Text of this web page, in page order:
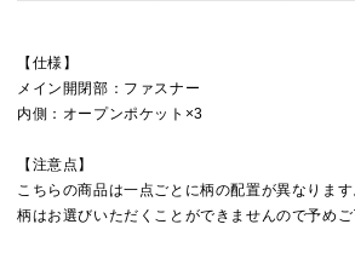
【仕様】
メイン開閉部：ファスナー
内側：オープンポケット×3
【注意点】
こちらの商品は一点ごとに柄の配置が異なります
柄はお選びいただくことができませんので予めご